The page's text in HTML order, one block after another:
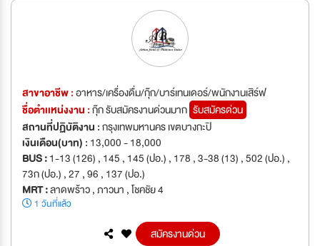
สาขาอาชีพ :อาหาร/เครื่องดื่ม/กุ๊ก/บาร์เทนเดอร์/พนักงานเสิร์ฟ
ชื่อตำเเหน่งงาน :กุ๊ก รับสมัครงานด่วนมาก รับสมัครด่วน
สถานที่ปฏิบัติงาน :กรุงเทพมหานคร เขตบางกะปิ
เงินเดือน(บาท) : 13,000 - 18,000
BUS :1-13 (126) , 145 , 145 (ปอ.) , 178 , 3-38 (13) , 502 (ปอ.) ,
73ก (ปอ.) , 27 , 96 , 137 (ปอ.)
MRT :ลาดพร้าว , ภาวนา , โชคชัย 4
1 วันที่แล้ว
สมัครงานด่วน